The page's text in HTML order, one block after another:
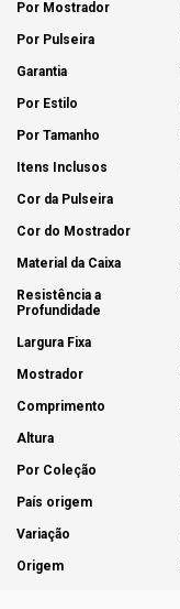
Por Mostrador
Por Pulseira
Garantia
Por Estilo
Por Tamanho
Itens Inclusos
Cor da Pulseira
Cor do Mostrador
Material da Caixa
Resistência a
Profundidade
Largura Fixa
Mostrador
Comprimento
Altura
Por Coleção
País origem
Variação
Origem